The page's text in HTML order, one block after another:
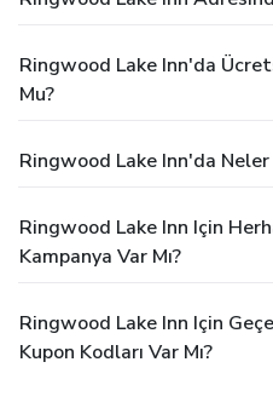
Ringwood Lake Inn'da
Mu?
Ringwood Lake Inn'da Neler
Ringwood Lake Inn Için
Kampanya Var Mı?
Ringwood Lake Inn Için
Kupon Kodları Var Mı?